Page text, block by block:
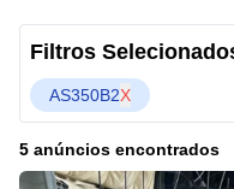
Filtros
AS350B2X
5 anúncios encontrados